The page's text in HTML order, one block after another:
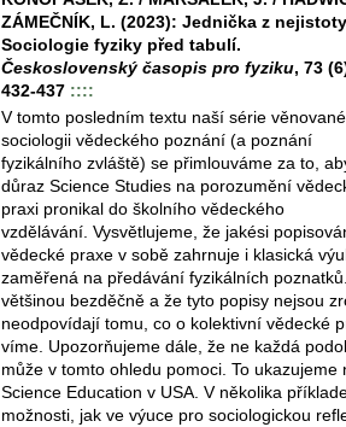
ZÁMEČNÍK, L. (2023): Jednička z
Sociologie fyziky před tabulí.
Československý časopis pro fyziku, 73
432-437 ::::
V tomto posledním textu naší série věnované
sociologii vědeckého poznání (a poznání
fyzikálního zvláště) se přimlouváme za to,
důraz Science Studies na porozumění
praxi pronikal do školního vědeckého
vzdělávání. Vysvětlujeme, že jakési
vědecké praxe v sobě zahrnuje i klasická
zaměřená na předávání fyzikálních
většinou bezděčně a že tyto popisy nejsou
neodpovídají tomu, co o kolektivní vědecké
víme. Upozorňujeme dále, že ne každá
může v tomto ohledu pomoci. To
Science Education v USA. V několika
možnosti, jak ve výuce pro sociologickou